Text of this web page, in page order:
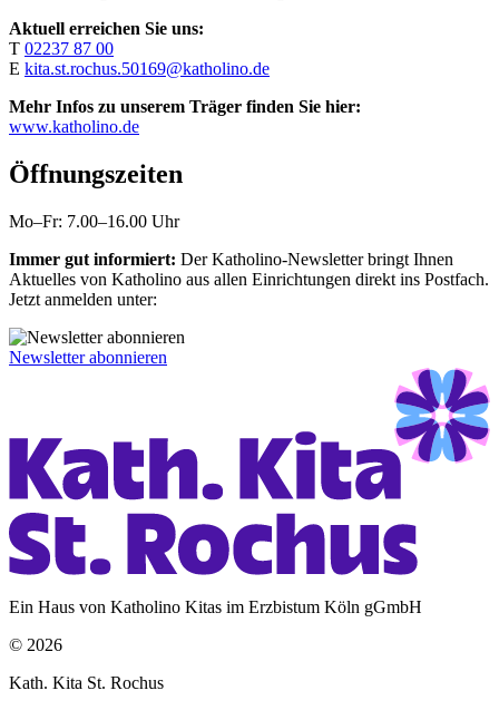
Aktuell erreichen Sie uns:
T 02237 87 00
E kita.st.rochus.50169@katholino.de
Mehr Infos zu unserem Träger finden Sie hier:
www.katholino.de
Öffnungszeiten
Mo–Fr: 7.00–16.00 Uhr
Immer gut informiert: Der Katholino-Newsletter bringt Ihnen
Aktuelles von Katholino aus allen Einrichtungen direkt ins Postfach.
Jetzt anmelden unter:
Newsletter abonnieren
Ein Haus von Katholino Kitas im Erzbistum Köln gGmbH
© 2026
Kath. Kita St. Rochus